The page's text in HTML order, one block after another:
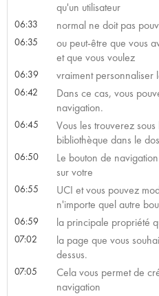
qu'un utilisateur
06:33 normal ne doit pas
06:35
ou peut-être que vous
et que vous voulez
06:39 vraiment personnaliser
06:42
Dans ce cas, vous
navigation.
06:45
Vous les trouverez
bibliothèque dans le
06:50
Le bouton de
sur votre
06:55
UCI et vous pouvez
n'importe quel autre
06:59 la principale propriété
07:02
la page que vous
dessus.
07:05
Cela vous permet de
navigation